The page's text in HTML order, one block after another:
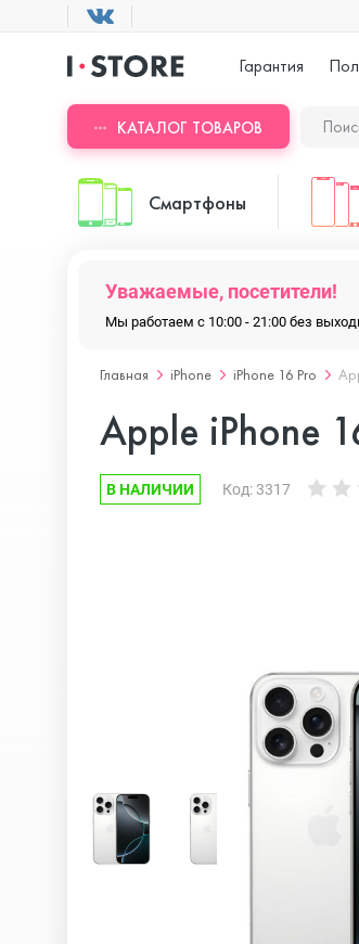
Гарантия
КАТАЛОГ ТОВАРОВ
Смартфоны
ASUS
Blackview
OnePlus
Уважаемые, посетители!
Мы работаем с 10:00 - 21:00 без
Главная iPhone iPhone 16 Pro
Apple iPhone
В НАЛИЧИИ Код: 3317